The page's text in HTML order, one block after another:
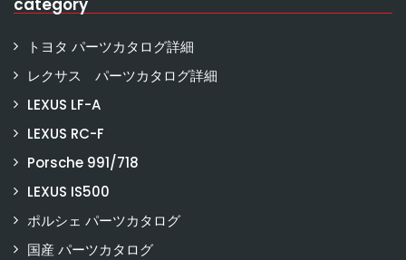
category
トヨタ パーツカタログ詳細
レクサス パーツカタログ詳細
LEXUS LF-A
LEXUS RC-F
Porsche 991/718
LEXUS IS500
ポルシェ パーツカタログ
国産 パーツカタログ